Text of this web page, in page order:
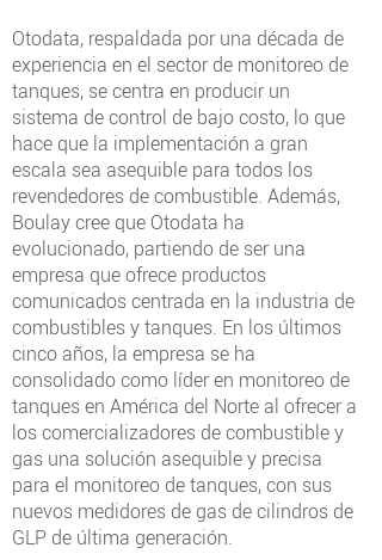
Otodata, respaldada por una década de
experiencia en el sector de monitoreo de
tanques, se centra en producir un
sistema de control de bajo costo, lo que
hace que la implementación a gran
escala sea asequible para todos los
revendedores de combustible. Además,
Boulay cree que Otodata ha
evolucionado, partiendo de ser una
empresa que ofrece productos
comunicados centrada en la industria de
combustibles y tanques. En los últimos
cinco años, la empresa se ha
consolidado como líder en monitoreo de
tanques en América del Norte al ofrecer a
los comercializadores de combustible y
gas una solución asequible y precisa
para el monitoreo de tanques, con sus
nuevos medidores de gas de cilindros de
GLP de última generación.